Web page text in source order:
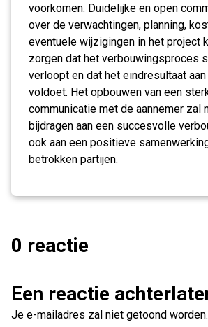
voorkomen. Duidelijke en open
over de verwachtingen, planning,
eventuele wijzigingen in het project
zorgen dat het verbouwingsproces
verloopt en dat het eindresultaat
voldoet. Het opbouwen van een
communicatie met de aannemer zal
bijdragen aan een succesvolle
ook aan een positieve
betrokken partijen.
0 reactie
Een reactie
Je e-mailadres zal niet getoond worden.